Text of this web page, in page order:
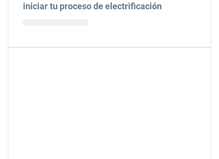
iniciar tu proceso de electrificación